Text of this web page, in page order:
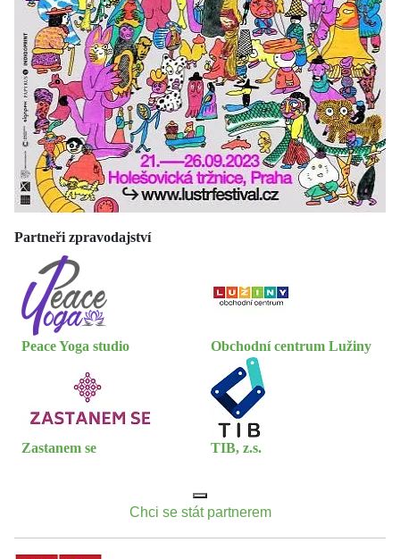
Partneři zpravodajství
Peace Yoga studio Obchodní centrum Lužiny
Zastanem se TIB, z.s.
Chci se stát partnerem